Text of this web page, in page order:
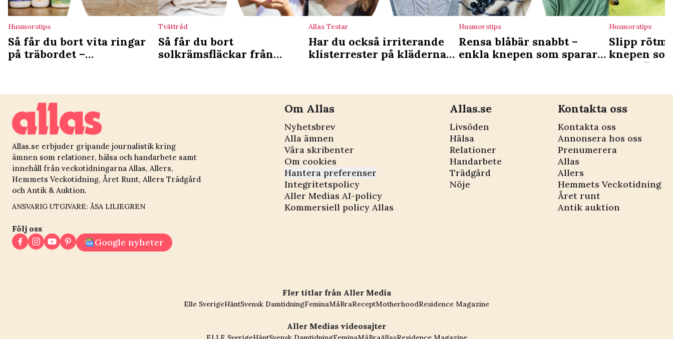
Husmorstips
Så får du bort vita ringar
på träbordet –
Tvättråd
Så får du bort
solkrämsfläckar från
Allas Testar
Har du också irriterande
klisterrester på kläderna?
Husmorstips
Rensa blåbär snabbt –
enkla knepen som sparar
Husmorstips
Slipp
knepen
Allas.se erbjuder gripande journalistik kring
ämnen som relationer, hälsa och handarbete samt
innehåll från veckotidningarna Allas, Allers,
Hemmets Veckotidning, Året Runt, Allers Trädgård
och Antik & Auktion.
ANSVARIG UTGIVARE: ÅSA LILIEGREN
Följ oss
Google nyheter
Om Allas
Nyhetsbrev
Alla ämnen
Våra skribenter
Om cookies
Hantera preferenser
Integritetspolicy
Aller Medias AI-policy
Kommersiell policy Allas
Allas.se
Livsöden
Hälsa
Relationer
Handarbete
Trädgård
Nöje
Kontakta oss
Kontakta oss
Annonsera hos oss
Prenumerera
Allas
Allers
Hemmets Veckotidning
Året runt
Antik auktion
Fler titlar från Aller Media
Elle SverigeHäntSvensk DamtidningFeminaMåBraReceptMotherhoodResidence Magazine
Aller Medias videosajter